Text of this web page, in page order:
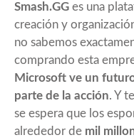
Smash.GG es una
creación y
no sabemos
comprando esta
Microsoft ve un
parte de la acción. Y
se espera que los
alrededor de mil